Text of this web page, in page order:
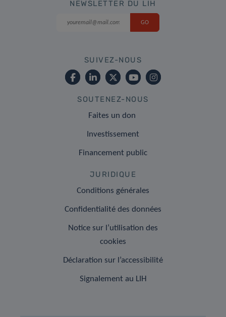
NEWSLETTER DU LIH
SUIVEZ-NOUS
SOUTENEZ-NOUS
Faites un don
Investissement
Financement public
JURIDIQUE
Conditions générales
Confidentialité des données
Notice sur l’utilisation des
cookies
Déclaration sur l’accessibilité
Signalement au LIH